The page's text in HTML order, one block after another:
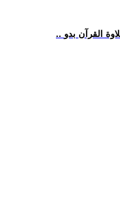
القرآن بدو